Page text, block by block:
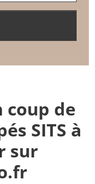
coup de
SITS à
sur